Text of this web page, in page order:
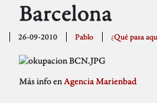
Barcelona
26-09-2010 Pablo ¿Qué pasa
Más info enAgencia Marienbad